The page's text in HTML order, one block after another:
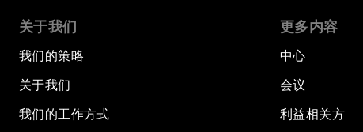
关于我们
我们的策略
关于我们
我们的工作方式
更多内容
中心
会议
利益相关方